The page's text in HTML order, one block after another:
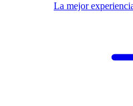
La mejor